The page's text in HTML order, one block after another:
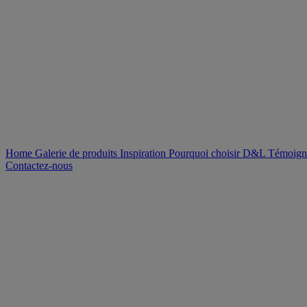
Home Galerie de produits Inspiration Pourquoi choisir D&L
Contactez-nous